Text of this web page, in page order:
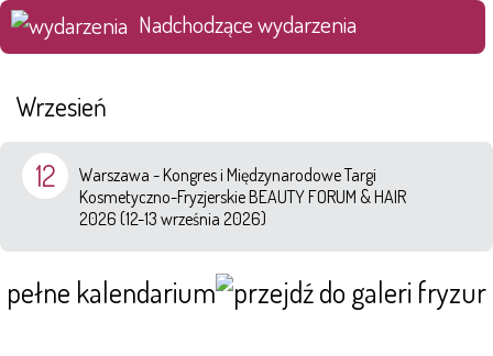
Nadchodzące wydarzenia
Wrzesień
12
Warszawa - Kongres i Międzynarodowe Targi
Kosmetyczno-Fryzjerskie BEAUTY FORUM & HAIR
2026 (12-13 września 2026)
pełne kalendarium